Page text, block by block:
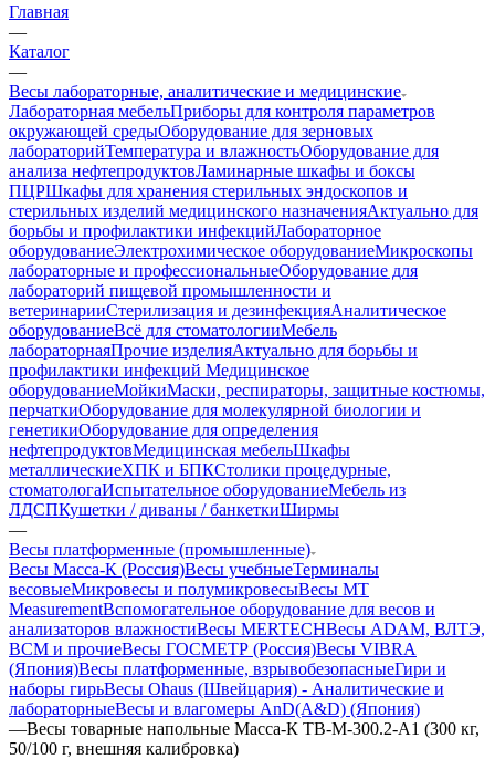
Главная
—
Каталог
—
Весы лабораторные, аналитические и медицинские
Лабораторная мебельПриборы для контроля параметров
окружающей средыОборудование для зерновых
лабораторийТемпература и влажностьОборудование для
анализа нефтепродуктовЛаминарные шкафы и боксы
ПЦРШкафы для хранения стерильных эндоскопов и
стерильных изделий медицинского назначенияАктуально для
борьбы и профилактики инфекцийЛабораторное
оборудованиеЭлектрохимическое оборудованиеМикроскопы
лабораторные и профессиональныеОборудование для
лабораторий пищевой промышленности и
ветеринарииСтерилизация и дезинфекцияАналитическое
оборудованиеВсё для стоматологииМебель
лабораторнаяПрочие изделияАктуально для борьбы и
профилактики инфекций Медицинское
оборудованиеМойкиМаски, респираторы, защитные костюмы,
перчаткиОборудование для молекулярной биологии и
генетикиОборудование для определения
нефтепродуктовМедицинская мебельШкафы
металлическиеХПК и БПКСтолики процедурные,
стоматологаИспытательное оборудованиеМебель из
ЛДСПКушетки / диваны / банкеткиШирмы
—
Весы платформенные (промышленные)
Весы Масса-К (Россия)Весы учебныеТерминалы
весовыеМикровесы и полумикровесыВесы MT
MeasurementВспомогательное оборудование для весов и
анализаторов влажностиВесы MERTECHВесы ADAM, ВЛТЭ,
BCM и прочиеВесы ГОСМЕТР (Россия)Весы VIBRA
(Япония)Весы платформенные, взрывобезопасныеГири и
наборы гирьВесы Ohaus (Швейцария) - Аналитические и
лабораторныеВесы и влагомеры AnD(A&D) (Япония)
—Весы товарные напольные Масса-К ТВ-М-300.2-А1 (300 кг,
50/100 г, внешняя калибровка)